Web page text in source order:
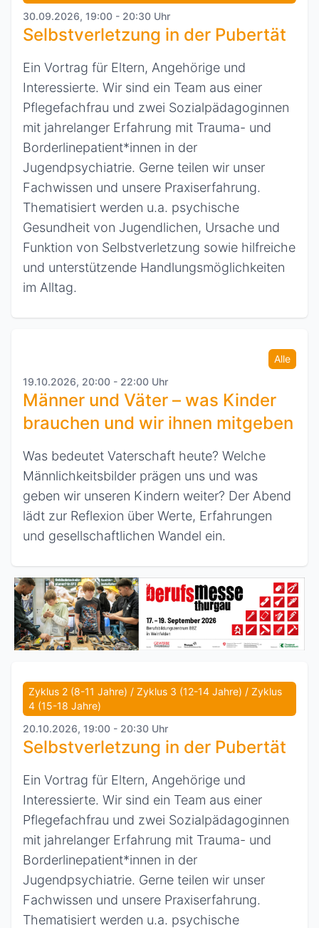
30.09.2026, 19:00 - 20:30 Uhr
Selbstverletzung in der Pubertät
Ein Vortrag für Eltern, Angehörige und
Interessierte. Wir sind ein Team aus einer
Pflegefachfrau und zwei Sozialpädagoginnen
mit jahrelanger Erfahrung mit Trauma- und
Borderlinepatient*innen in der
Jugendpsychiatrie. Gerne teilen wir unser
Fachwissen und unsere Praxiserfahrung.
Thematisiert werden u.a. psychische
Gesundheit von Jugendlichen, Ursache und
Funktion von Selbstverletzung sowie hilfreiche
und unterstützende Handlungsmöglichkeiten
im Alltag.
Alle
19.10.2026, 20:00 - 22:00 Uhr
Männer und Väter – was Kinder
brauchen und wir ihnen mitgeben
Was bedeutet Vaterschaft heute? Welche
Männlichkeitsbilder prägen uns und was
geben wir unseren Kindern weiter? Der Abend
lädt zur Reflexion über Werte, Erfahrungen
und gesellschaftlichen Wandel ein.
Zyklus 2 (8-11 Jahre) / Zyklus 3 (12-14 Jahre) / Zyklus
4 (15-18 Jahre)
20.10.2026, 19:00 - 20:30 Uhr
Selbstverletzung in der Pubertät
Ein Vortrag für Eltern, Angehörige und
Interessierte. Wir sind ein Team aus einer
Pflegefachfrau und zwei Sozialpädagoginnen
mit jahrelanger Erfahrung mit Trauma- und
Borderlinepatient*innen in der
Jugendpsychiatrie. Gerne teilen wir unser
Fachwissen und unsere Praxiserfahrung.
Thematisiert werden u.a. psychische